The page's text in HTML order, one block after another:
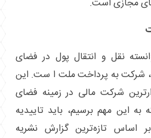
مجازی است.
نقل و انتقال پول در فضای
شرکت به پرداخت ملت ا ست. این
شرکت مالی در زمینه فضای
این مهم برسیم، باید تاییدیه
اساس تازه‌ترین گزارش نشریه